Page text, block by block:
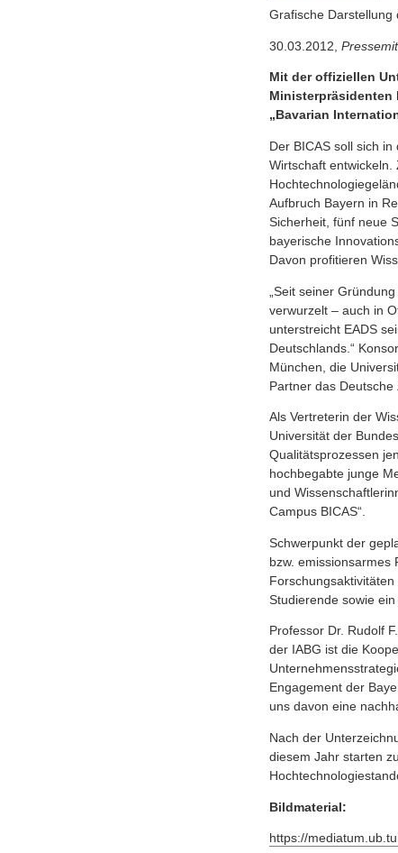
Grafische Darstellung
30.03.2012,
Mit der offiziellen
Ministerpräsidenten
„Bavarian
Der BICAS soll sich
Wirtschaft
Aufbruch Bayern in
Sicherheit, fünf neue
bayerische
Davon profitieren
„Seit seiner
verwurzelt – auch in
unterstreicht EADS
Deutschlands.“
München, die
Partner das
Als Vertreterin der
Universität der
Qualitätsprozessen
hochbegabte junge
und
Campus BICAS“.
Schwerpunkt der
bzw. emissionsarmes
Studierende sowie
Professor Dr. Rudolf
der IABG ist die
Engagement der
uns davon eine
Nach der
diesem Jahr starten
Bildmaterial:
https://